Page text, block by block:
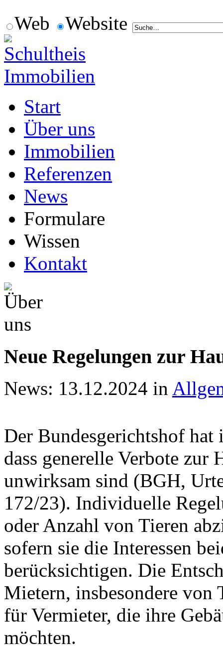
Web Website
Start
Über uns
Immobilien
Referenzen
News
Formulare
Wissen
Kontakt
Neue Regelungen zur
News: 13.12.2024 in
Der Bundesgerichtshof hat
dass generelle Verbote
unwirksam sind (BGH,
172/23). Individuelle
oder Anzahl von Tieren
sofern sie die Interessen
berücksichtigen. Die
Mietern, insbesondere
für Vermieter, die ihre
möchten.